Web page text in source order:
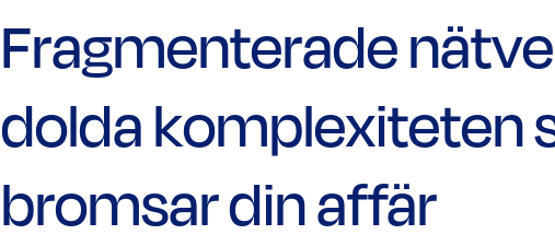
Fragmenterade
dolda komplexiteten
bromsar din affär